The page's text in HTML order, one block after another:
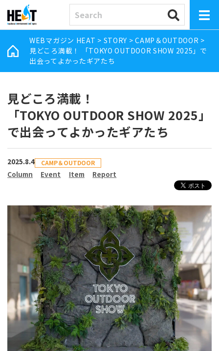
WEBマガジン HEAT > STORY >CAMP＆OUTDOOR >
見どころ満載！ 「TOKYO OUTDOOR SHOW 2025」で
出会ってよかったギアたち
見どころ満載！
「TOKYO OUTDOOR SHOW 2025」
で出会ってよかったギアたち
2025.8.4 CAMP＆OUTDOOR
Column Event Item Report